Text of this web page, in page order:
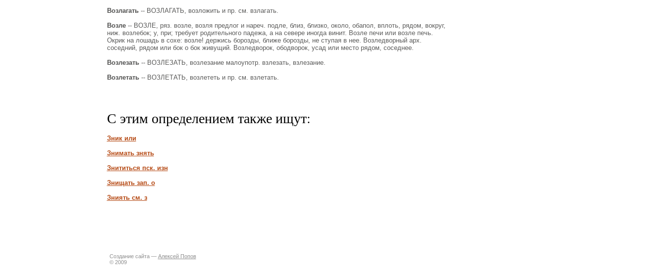
Возлагать-- ВОЗЛАГАТЬ, возложить и пр. см. взлагать.
Возле-- ВОЗЛЕ, ряз. возле, возля предлог и нареч. подле, близ, близко, около, обапол, вплоть, рядом, вокруг,
ниж. возлебок; у, при; требует родительного падежа, а на севере иногда винит. Возле печи или возле печь.
Окрик на лошадь в сохе: возле! держись борозды, ближе борозды, не ступая в нее. Возледворный арх.
соседний, рядом или бок о бок живущий. Возледворок, ободворок, усад или место рядом, соседнее.
Возлезать-- ВОЗЛЕЗАТЬ, возлезание малоупотр. взлезать, взлезание.
Возлетать-- ВОЗЛЕТАТЬ, возлететь и пр. см. взлетать.
С этим определением также ищут:
Зник или
Знимать знять
Знититься пск. изн
Знищать зап. о
Зниять см. з
Создание сайта — Алексей Попов
© 2009